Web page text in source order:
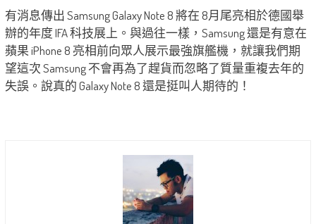
有消息傳出 Samsung Galaxy Note 8 將在 8月尾亮相於德國舉
辦的年度 IFA 科技展上。與過往一樣，Samsung 還是有意在
蘋果 iPhone 8 亮相前向眾人展示最強旗艦機，就讓我們期
望這次 Samsung 不會再為了趕貨而忽略了質量重複去年的
失誤。說真的 Galaxy Note 8 還是挺叫人期待的！